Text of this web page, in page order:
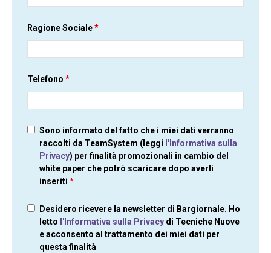
Ragione Sociale*
Telefono *
Sono informato del fatto che i miei dati verranno
raccolti da TeamSystem (leggi l'Informativa sulla
Privacy) per finalità promozionali in cambio del
white paper che potrò scaricare dopo averli
inseriti*
Desidero ricevere la newsletter di Bargiornale. Ho
letto l'Informativa sulla Privacy di Tecniche Nuove
e acconsento al trattamento dei miei dati per
questa finalità